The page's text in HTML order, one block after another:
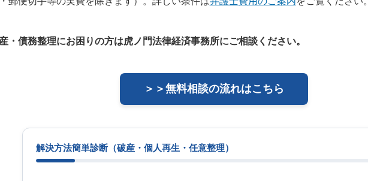
・債務整理にお困りの方は虎ノ門法律経済事務所にご相談ください。
＞＞無料相談の流れはこちら
解決方法簡単診断（破産・個人再生・任意整理）